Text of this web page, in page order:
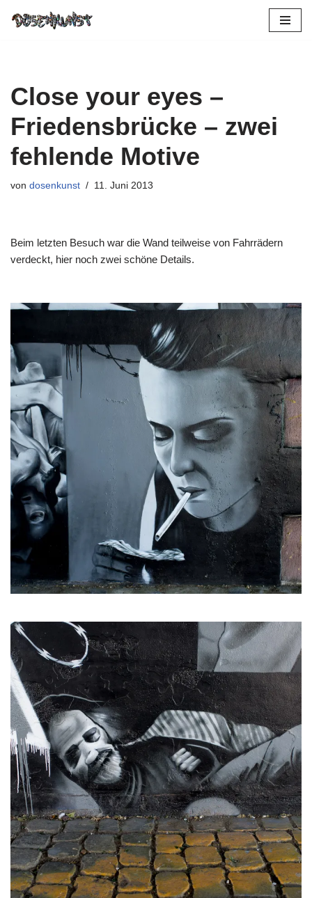
Close your eyes –
Friedensbrücke – zwei
fehlende Motive
von dosenkunst 11. Juni 2013
Beim letzten Besuch war die Wand teilweise von Fahrrädern
verdeckt, hier noch zwei schöne Details.